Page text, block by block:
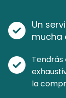
Un
mucha
Tendrás
la